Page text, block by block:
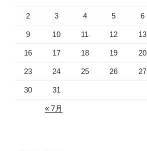
2 3 4 5 6
9 10 11 12 13
16 17 18 19 20
23 24 25 26 27
30 31
« 7月